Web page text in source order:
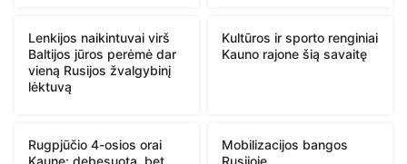
Lenkijos naikintuvai virš
Baltijos jūros perėmė dar
vieną Rusijos žvalgybinį
lėktuvą
Kultūros ir sporto renginiai
Kauno rajone šią savaitę
Rugpjūčio 4-osios orai
Kaune: debesuota, bet
Mobilizacijos bangos
Rusijoje